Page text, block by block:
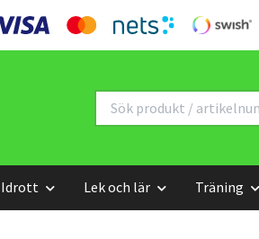
Idrott Lek och lär Träning